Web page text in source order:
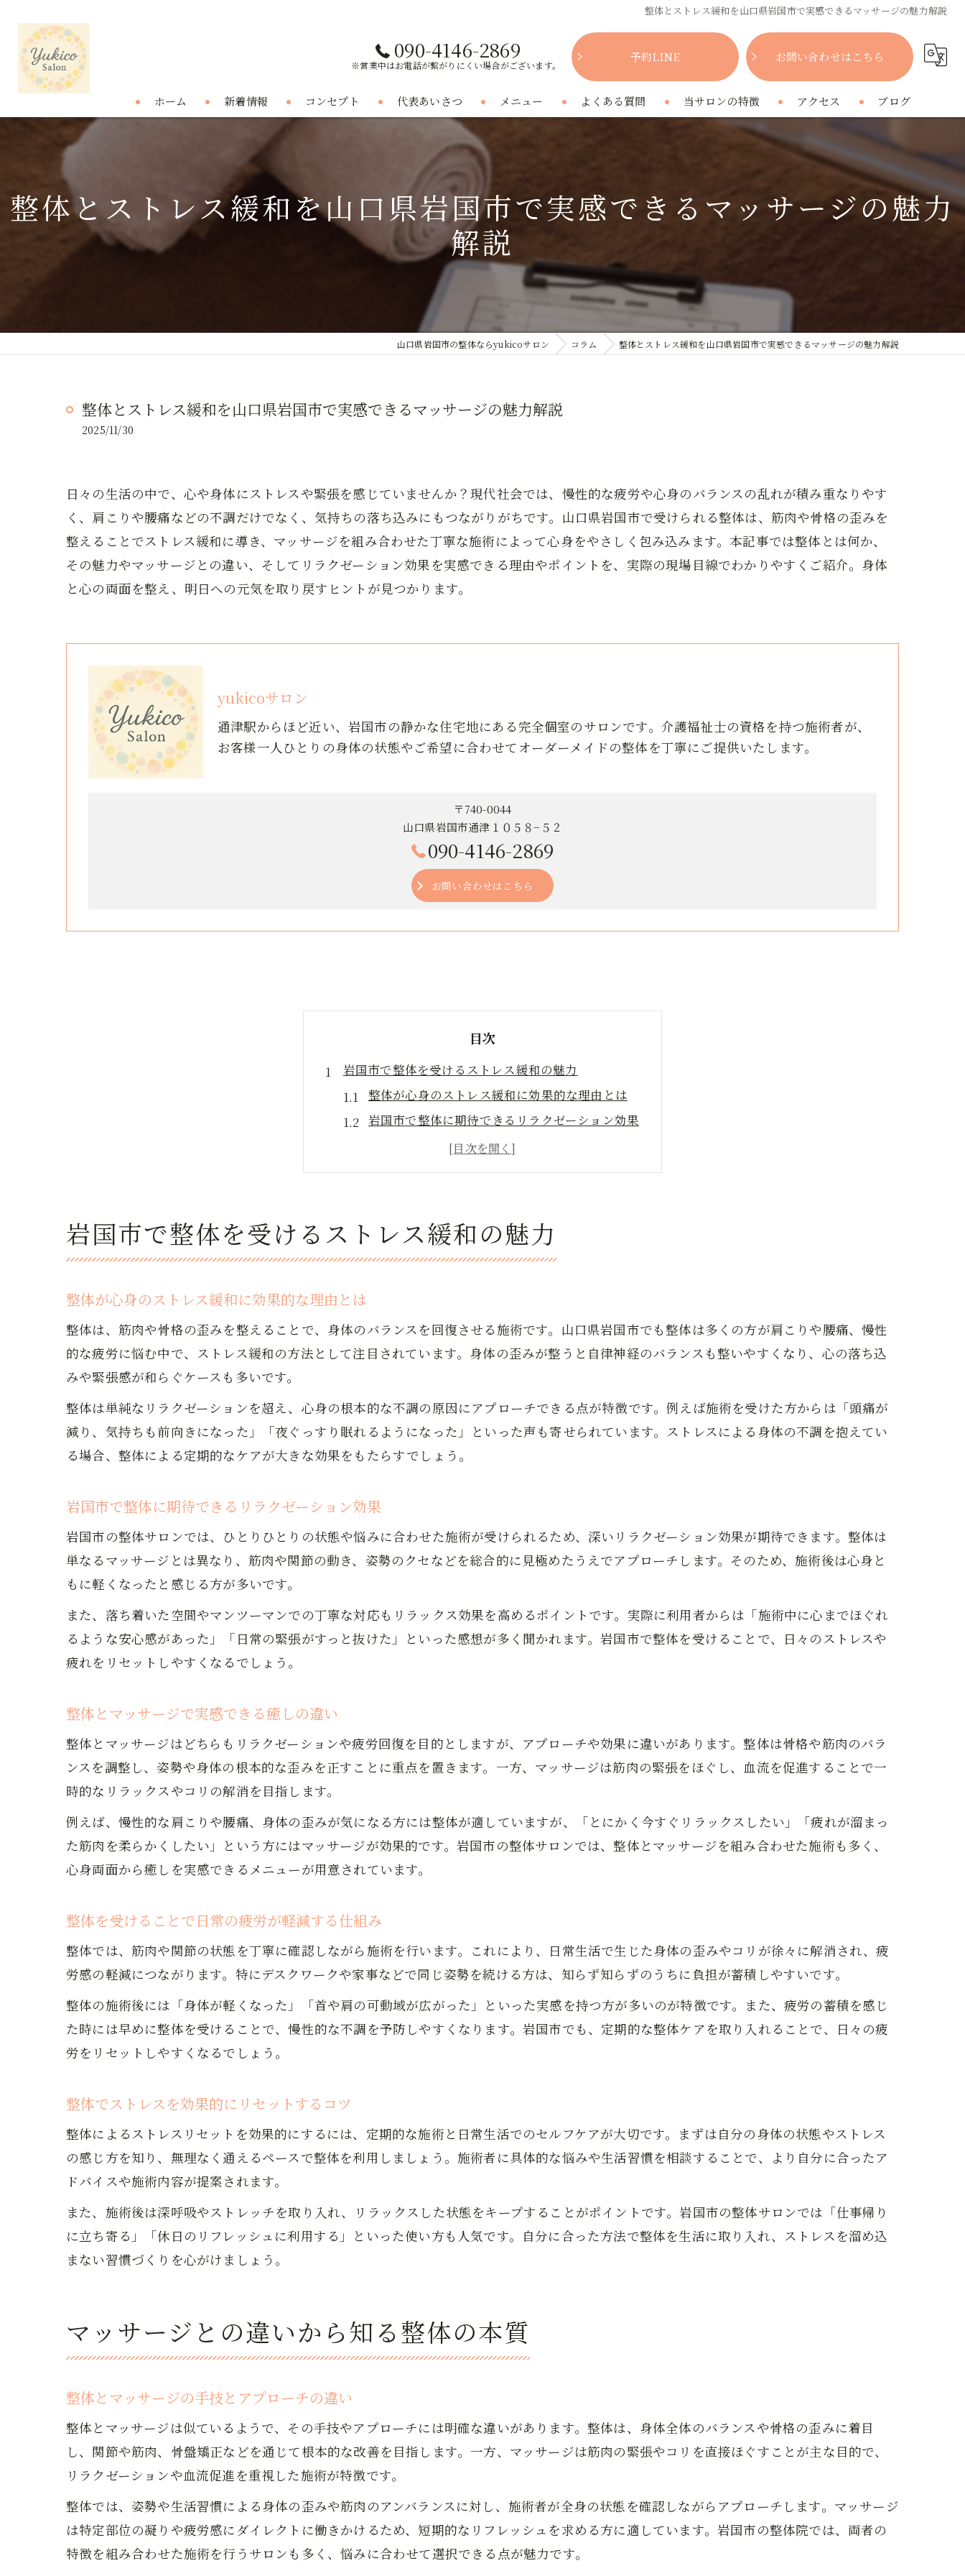
整体とストレス緩和を山口県岩国市で実感できるマッサージの魅力解説
090-4146-2869
※営業中はお電話が繋がりにくい場合がございます。
予約LINE お問い合わせはこちら
ホーム 新着情報 コンセプト 代表あいさつ メニュー よくある質問 当サロンの特徴
腰痛
プライベートサロン
アクセス ブログ
コラム
整体とストレス緩和を山口県岩国市で実感できるマッサージの魅力
解説
山口県岩国市の整体ならyukicoサロン コラム 整体とストレス緩和を山口県岩国市で実感できるマッサージの魅力解説
整体とストレス緩和を山口県岩国市で実感できるマッサージの魅力解説
2025/11/30
日々の生活の中で、心や身体にストレスや緊張を感じていませんか？現代社会では、慢性的な疲労や心身のバランスの乱れが積み重なりやす
く、肩こりや腰痛などの不調だけでなく、気持ちの落ち込みにもつながりがちです。山口県岩国市で受けられる整体は、筋肉や骨格の歪みを
整えることでストレス緩和に導き、マッサージを組み合わせた丁寧な施術によって心身をやさしく包み込みます。本記事では整体とは何か、
その魅力やマッサージとの違い、そしてリラクゼーション効果を実感できる理由やポイントを、実際の現場目線でわかりやすくご紹介。身体
と心の両面を整え、明日への元気を取り戻すヒントが見つかります。
yukicoサロン
通津駅からほど近い、岩国市の静かな住宅地にある完全個室のサロンです。介護福祉士の資格を持つ施術者が、
お客様一人ひとりの身体の状態やご希望に合わせてオーダーメイドの整体を丁寧にご提供いたします。
〒740-0044
山口県岩国市通津１０５８−５２
090-4146-2869
お問い合わせはこちら
目次
岩国市で整体を受けるストレス緩和の魅力
整体が心身のストレス緩和に効果的な理由とは
岩国市で整体に期待できるリラクゼーション効果
整体とマッサージで実感できる癒しの違い
整体を受けることで日常の疲労が軽減する仕組み
マッサージとの違いから知る整体の本質
整体とマッサージの手技とアプローチの違い
整体の本質を理解してストレス緩和に活用しよう
整体とマッサージの特徴と選び方のポイント
整体施術がストレス緩和に及ぼす具体的な効果
疲れやすい現代人に整体が選ばれる理由とは
整体体験で実感する心身の軽さの秘密を解説
整体施術でストレスをほぐすプロセスとは
整体で心身のバランスを整える流れを解説
整体のリラクゼーション効果で心を落ち着かせる
整体施術の流れとリラクゼーションの実感
整体体験者が語るストレス緩和の声を紹介
整体のリラクゼーション効果とは何か
整体による深いリラクゼーションの仕組み
整体施術で感じる安らぎと癒しのポイント
リラクゼーションを高める整体の工夫と技術
整体がストレス緩和にもたらす変化を体験談で
岩国市で整体を受けるストレス緩和の魅力
整体が心身のストレス緩和に効果的な理由とは
整体は、筋肉や骨格の歪みを整えることで、身体のバランスを回復させる施術です。山口県岩国市でも整体は多くの方が肩こりや腰痛、慢性
的な疲労に悩む中で、ストレス緩和の方法として注目されています。身体の歪みが整うと自律神経のバランスも整いやすくなり、心の落ち込
みや緊張感が和らぐケースも多いです。
整体は単純なリラクゼーションを超え、心身の根本的な不調の原因にアプローチできる点が特徴です。例えば施術を受けた方からは「頭痛が
減り、気持ちも前向きになった」「夜ぐっすり眠れるようになった」といった声も寄せられています。ストレスによる身体の不調を抱えてい
る場合、整体による定期的なケアが大きな効果をもたらすでしょう。
岩国市で整体に期待できるリラクゼーション効果
岩国市の整体サロンでは、ひとりひとりの状態や悩みに合わせた施術が受けられるため、深いリラクゼーション効果が期待できます。整体は
単なるマッサージとは異なり、筋肉や関節の動き、姿勢のクセなどを総合的に見極めたうえでアプローチします。そのため、施術後は心身と
もに軽くなったと感じる方が多いです。
また、落ち着いた空間やマンツーマンでの丁寧な対応もリラックス効果を高めるポイントです。実際に利用者からは「施術中に心までほぐれ
るような安心感があった」「日常の緊張がすっと抜けた」といった感想が多く聞かれます。岩国市で整体を受けることで、日々のストレスや
疲れをリセットしやすくなるでしょう。
整体とマッサージで実感できる癒しの違い
整体とマッサージはどちらもリラクゼーションや疲労回復を目的としますが、アプローチや効果に違いがあります。整体は骨格や筋肉のバラ
ンスを調整し、姿勢や身体の根本的な歪みを正すことに重点を置きます。一方、マッサージは筋肉の緊張をほぐし、血流を促進することで一
時的なリラックスやコリの解消を目指します。
例えば、慢性的な肩こりや腰痛、身体の歪みが気になる方には整体が適していますが、「とにかく今すぐリラックスしたい」「疲れが溜まっ
た筋肉を柔らかくしたい」という方にはマッサージが効果的です。岩国市の整体サロンでは、整体とマッサージを組み合わせた施術も多く、
心身両面から癒しを実感できるメニューが用意されています。
整体を受けることで日常の疲労が軽減する仕組み
整体では、筋肉や関節の状態を丁寧に確認しながら施術を行います。これにより、日常生活で生じた身体の歪みやコリが徐々に解消され、疲
労感の軽減につながります。特にデスクワークや家事などで同じ姿勢を続ける方は、知らず知らずのうちに負担が蓄積しやすいです。
整体の施術後には「身体が軽くなった」「首や肩の可動域が広がった」といった実感を持つ方が多いのが特徴です。また、疲労の蓄積を感じ
た時には早めに整体を受けることで、慢性的な不調を予防しやすくなります。岩国市でも、定期的な整体ケアを取り入れることで、日々の疲
労をリセットしやすくなるでしょう。
整体でストレスを効果的にリセットするコツ
整体によるストレスリセットを効果的にするには、定期的な施術と日常生活でのセルフケアが大切です。まずは自分の身体の状態やストレス
の感じ方を知り、無理なく通えるペースで整体を利用しましょう。施術者に具体的な悩みや生活習慣を相談することで、より自分に合ったア
ドバイスや施術内容が提案されます。
また、施術後は深呼吸やストレッチを取り入れ、リラックスした状態をキープすることがポイントです。岩国市の整体サロンでは「仕事帰り
に立ち寄る」「休日のリフレッシュに利用する」といった使い方も人気です。自分に合った方法で整体を生活に取り入れ、ストレスを溜め込
まない習慣づくりを心がけましょう。
マッサージとの違いから知る整体の本質
整体とマッサージの手技とアプローチの違い
整体とマッサージは似ているようで、その手技やアプローチには明確な違いがあります。整体は、身体全体のバランスや骨格の歪みに着目
し、関節や筋肉、骨盤矯正などを通じて根本的な改善を目指します。一方、マッサージは筋肉の緊張やコリを直接ほぐすことが主な目的で、
リラクゼーションや血流促進を重視した施術が特徴です。
整体では、姿勢や生活習慣による身体の歪みや筋肉のアンバランスに対し、施術者が全身の状態を確認しながらアプローチします。マッサージ
は特定部位の凝りや疲労感にダイレクトに働きかけるため、短期的なリフレッシュを求める方に適しています。岩国市の整体院では、両者の
特徴を組み合わせた施術を行うサロンも多く、悩みに合わせて選択できる点が魅力です。